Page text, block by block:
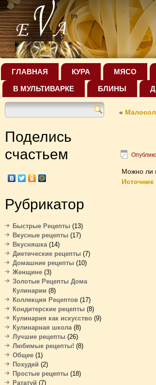
ГЛАВНАЯ КУРА МЯСО
В МУЛЬТИВАРКЕ БЛИНЫ
Поделись
счастьем
Рубрикатор
Быстрые Рецепты (13)
Вкусные рецепты (17)
Вкусняшка(14)
Диетические рецепты (7)
Домашние рецепты (10)
Женщине (3)
Золотые Рецепты Дома
Кулинарии (8)
Коллекция Рецептов (17)
Кондитерские рецепты (8)
Кулинария как искусство (9)
Кулинарная школа(8)
Лучшие рецепты (26)
Любимые рецепты! (8)
Общее (1)
Похудей (2)
Простые рецепты (18)
Рататуй (7)
«
Можно ли
Источник